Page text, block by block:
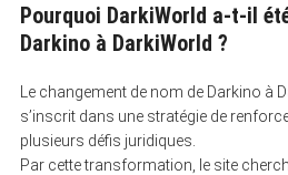
Pourquoi DarkiWorld a-t-il
Darkino à DarkiWorld ?
Le changement de nom de Darkino à
s’inscrit dans une stratégie de
plusieurs défis juridiques.
Par cette transformation, le site